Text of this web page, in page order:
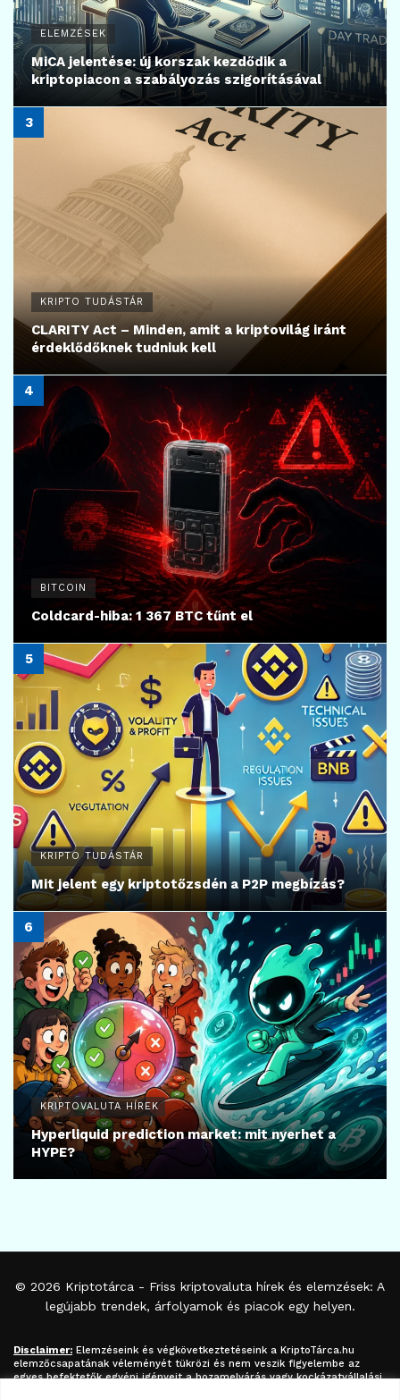
ELEMZÉSEK
MiCA jelentése: új korszak kezdődik a
kriptopiacon a szabályozás szigorításával
KRIPTO TUDÁSTÁR
CLARITY Act – Minden, amit a kriptovilág iránt
érdeklődőknek tudniuk kell
BITCOIN
Coldcard-hiba: 1 367 BTC tűnt el
KRIPTO TUDÁSTÁR
Mit jelent egy kriptotőzsdén a P2P megbízás?
KRIPTOVALUTA HÍREK
Hyperliquid prediction market: mit nyerhet a
HYPE?
© 2026 Kriptotárca - Friss kriptovaluta hírek és elemzések: A
legújabb trendek, árfolyamok és piacok egy helyen.
Disclaimer: Elemzéseink és végkövetkeztetéseink a KriptoTárca.hu
elemzőcsapatának véleményét tükrözi és nem veszik figyelembe az
egyes befektetők egyéni igényeit a hozamelvárás vagy kockázatvállalási